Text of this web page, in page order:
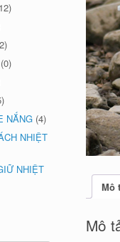
Mô
Mô
(0)
NẮNG (4)
NHIỆT
NHIỆT